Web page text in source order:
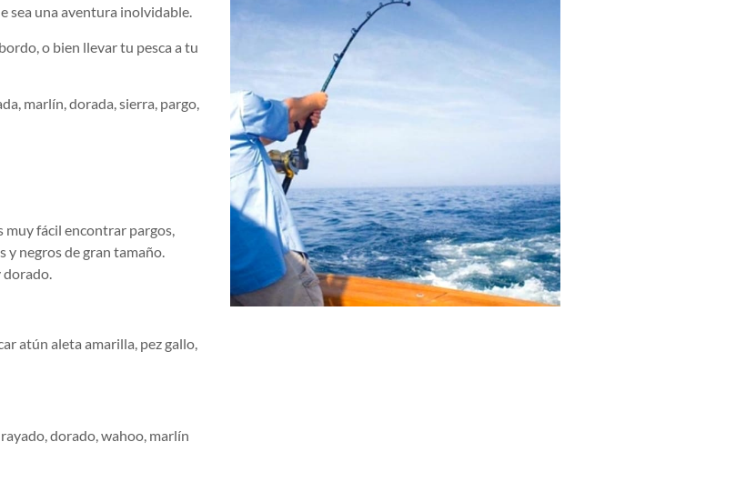
sea una aventura inolvidable.
o bien llevar tu pesca a tu
marlín, dorada, sierra, pargo,
muy fácil encontrar pargos,
y negros de gran tamaño.
dorado.
atún aleta amarilla, pez gallo,
dorado, wahoo, marlín